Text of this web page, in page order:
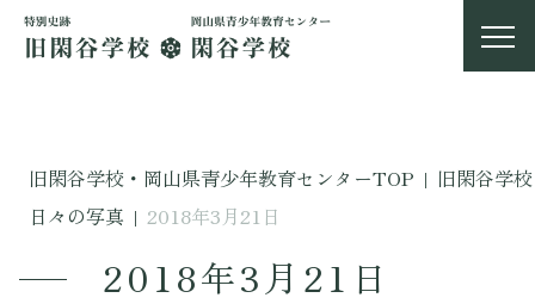
旧閑谷学校・岡山県青少年教育センターTOP | 旧閑谷学校
日々の写真 | 2018年3月21日
2018年3月21日